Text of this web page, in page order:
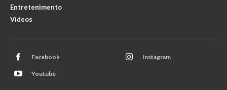
Entretenimento
Vídeos
Facebook Instagram
Youtube